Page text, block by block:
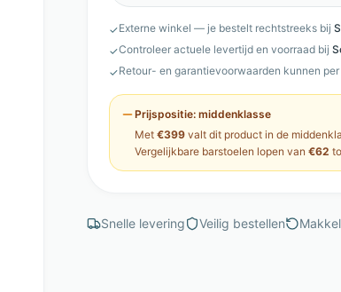
✓Externe winkel — je bestelt rechtstreeks bij
✓Controleer actuele levertijd en voorraad bij
✓Retour- en garantievoorwaarden kunnen
Prijspositie: middenklasse
Met €399 valt dit product in de
Vergelijkbare barstoelen lopen van €62
Snelle levering Veilig bestellen